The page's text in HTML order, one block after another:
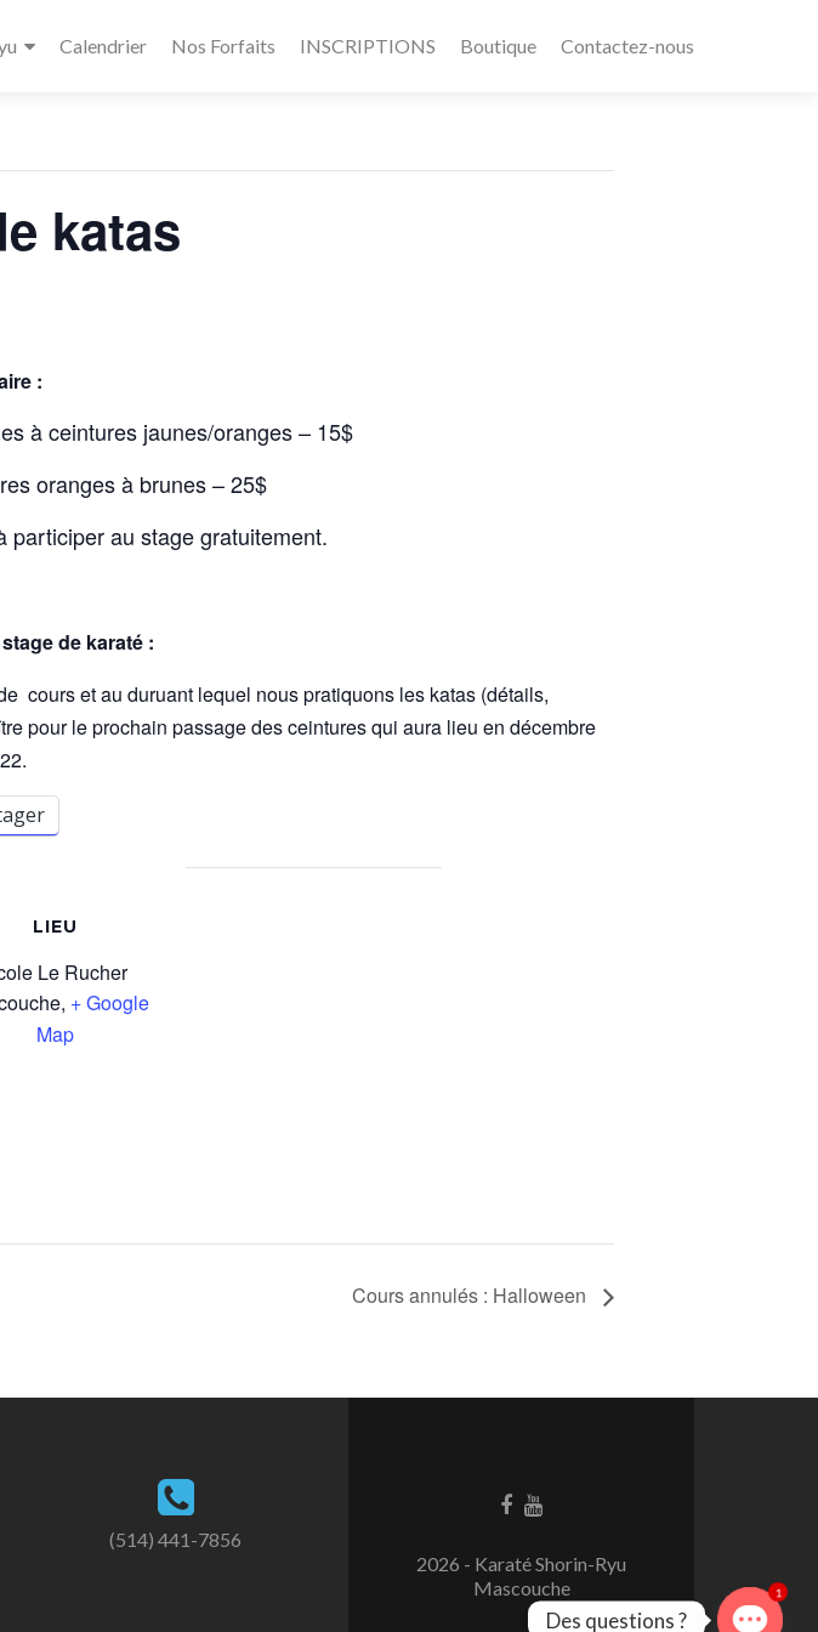
Calendrier Nos Forfaits INSCRIPTIONS Boutique Contactez-nous
katas
:
à ceintures jaunes/oranges – 15$
oranges à brunes – 25$
participer au stage gratuitement.
de karaté :
cours et au duruant lequel nous pratiquons les katas (détails,
pour le prochain passage des ceintures qui aura lieu en décembre
LIEU
Le Rucher
, + Google
Map
Cours annulés : Halloween
(514) 441-7856
2026 - Karaté Shorin-Ryu
Mascouche
Des questions ?
1